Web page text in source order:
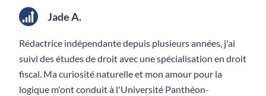
Jade A.
Rédactrice indépendante depuis plusieurs années, j'ai
suivi des études de droit avec une spécialisation en droit
fiscal. Ma curiosité naturelle et mon amour pour la
logique m'ont conduit à l'Université Panthéon-